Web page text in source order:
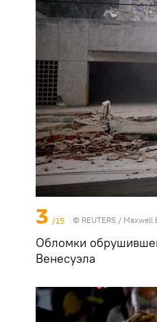
3 /15 © REUTERS / Maxwell
Обломки
Венесуэла